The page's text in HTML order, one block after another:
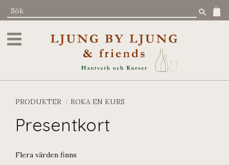
Meny
PRODUKTER BOKA EN KURS
Presentkort
Flera värden finns